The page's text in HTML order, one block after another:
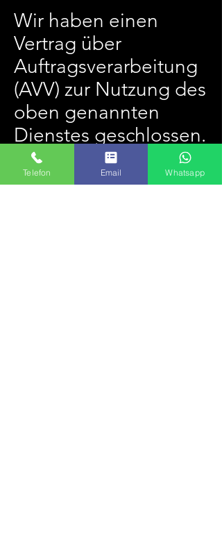
Wir haben einen
Vertrag über
Auftragsverarbeitung
(AVV) zur Nutzung des
oben genannten
Dienstes geschlossen.
Hierbei handelt es
sich um einen
Telefon Email Whatsapp